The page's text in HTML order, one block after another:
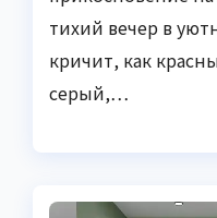
тихий вечер в
кричит, как
серый,…